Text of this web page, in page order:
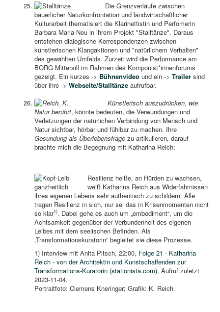
Die Grenzverläufe zwischen
bäuerlicher Naturkonfrontation und landwirtschaftlicher
Kulturarbeit thematisiert die Klarinettistin und Perfomerin
Barbara Maria Neu in ihrem Projekt "Stalltänze". Daraus
entstehen dialogische Korrespondenzen zwischen
künstlerischen Klangaktionen und "natürlichem Verhalten"
des gewählten Umfelds. Zurzeit wird die Performance am
BORG Mittersill im Rahmen des Komponist*innenforums
gezeigt. Ein kurzes -> Bühnenvideo und ein -> Trailer sind
über ihre -> Webseite/Stalltänze aufrufbar.
Künstlerisch auszudrücken, wie
Natur berührt, könnte bedeuten, die Verwundungen und
Verletzungen der natürlichen Verbindung von Mensch und
Natur sichtbar, hörbar und fühlbar zu machen. Ihre
Gesundung als Überlebensfrage zu artikulieren, darauf
brachte mich die Begegnung mit Katharina Reich:
Resilienz heiße, an Hürden zu wachsen,
weiß Katharina Reich aus Widerfahrnissen
ihres eigenen Lebens sehr authentisch zu schildern. Alle
tragen Resilienz in sich, nur sei das in Krisenmomenten nicht
so klar1). Dabei gehe es auch um „embodiment“, um die
Achtsamkeit gegenüber der Verbundenheit des eigenen
Leibes mit dem seelischen Befinden. Als
„Transformationskuratorin“ begleitet sie diese Prozesse.
1) Interview mit Anita Pitsch, 22:00, Folge 21 - Katharina
Reich - von der Architektin und Kunstschaffenden zur
Transformations-Kuratorin (stationista.com), Aufruf zuletzt
2023-11-04.
Portraitfoto: Clemens Kneringer; Grafik: K. Reich.